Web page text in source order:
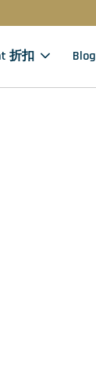
折扣 Blog